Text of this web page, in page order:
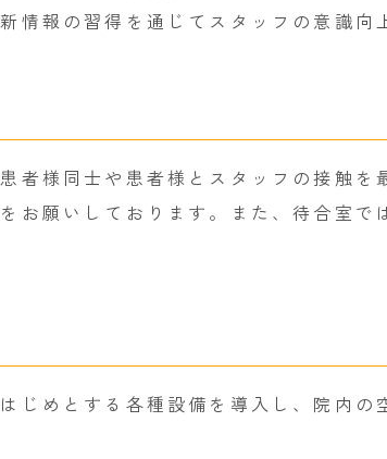
報の習得を通じてスタッフの意識向
者様同士や患者様とスタッフの接触
お願いしております。また、待合室
じめとする各種設備を導入し、院内の